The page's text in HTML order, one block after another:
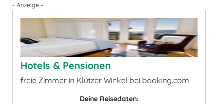
- Anzeige -
Hotels & Pensionen
freie Zimmer in Klützer Winkel bei booking.com
Deine Reisedaten: